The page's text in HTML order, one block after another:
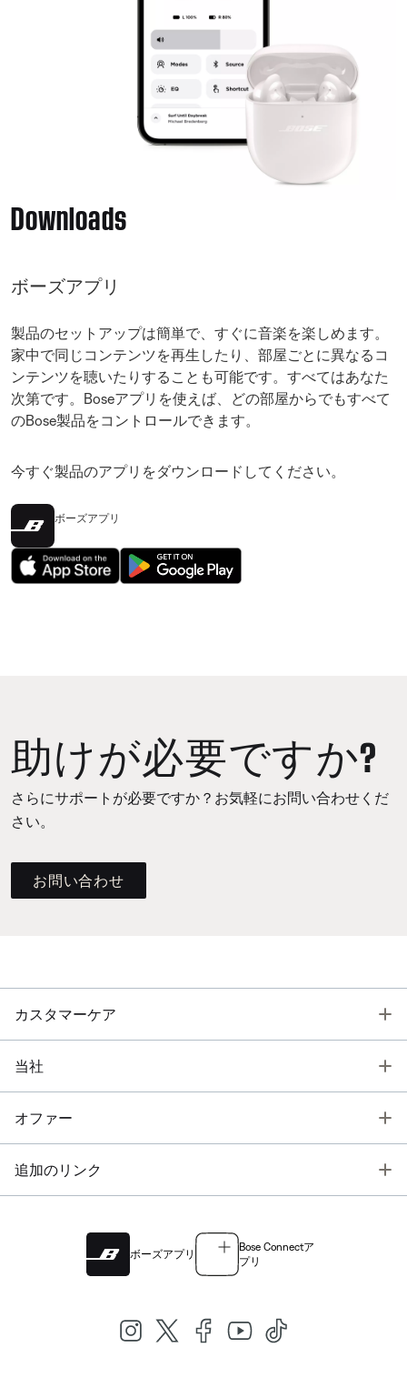
Downloads
ボーズアプリ
製品のセットアップは簡単で、すぐに音楽を楽しめます。
家中で同じコンテンツを再生したり、部屋ごとに異なるコ
ンテンツを聴いたりすることも可能です。すべてはあなた
次第です。Boseアプリを使えば、どの部屋からでもすべて
のBose製品をコントロールできます。
今すぐ製品のアプリをダウンロードしてください。
ボーズアプリ
助けが必要ですか?
さらにサポートが必要ですか？お気軽にお問い合わせくだ
さい。
お問い合わせ
カスタマーケア
当社
オファー
追加のリンク
ボーズアプリ
Bose Connectア
プリ